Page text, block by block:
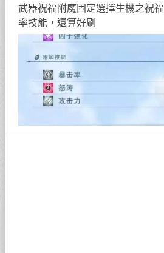
武器祝福附魔固定選擇生機之祝
率技能，還算好刷